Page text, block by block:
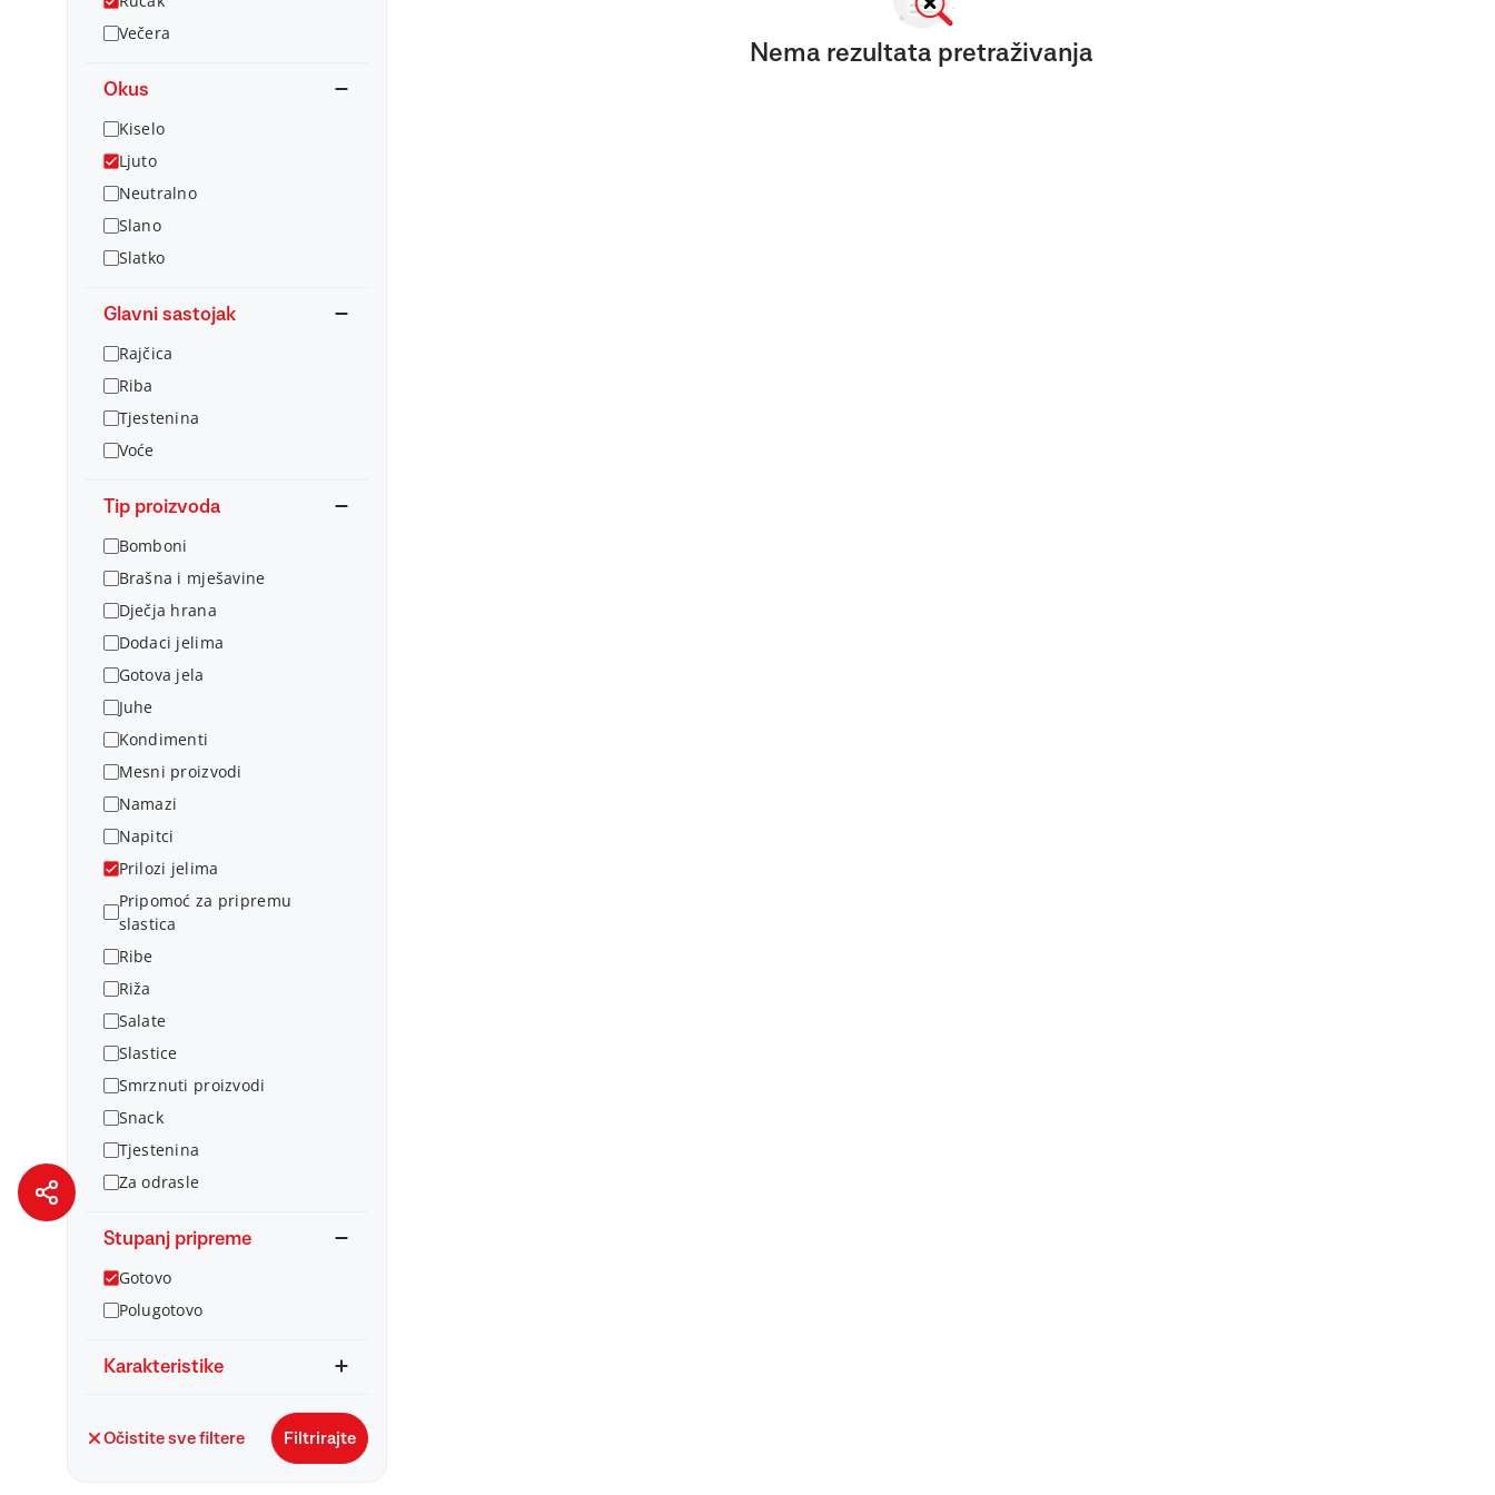
Večera
Okus
Kiselo
Ljuto
Neutralno
Slano
Slatko
Glavni sastojak
Rajčica
Riba
Tjestenina
Voće
Tip proizvoda
Bomboni
Brašna i mješavine
Dječja hrana
Dodaci jelima
Gotova jela
Juhe
Kondimenti
Mesni proizvodi
Namazi
Napitci
Prilozi jelima
Pripomoć za pripremu
slastica
Ribe
Riža
Salate
Slastice
Smrznuti proizvodi
Snack
Tjestenina
Za odrasle
Stupanj pripreme
Gotovo
Polugotovo
Karakteristike
Očistite sve filtere Filtrirajte
Nema rezultata pretraživanja